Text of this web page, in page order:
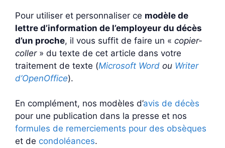
Pour utiliser et personnaliser ce modèle de
lettre d’information de l’employeur du décès
d’un proche, il vous suffit de faire un « copier-
coller» du texte de cet article dans votre
traitement de texte (Microsoft Word ou Writer
d’OpenOffice).
En complément, nos modèles d’avis de décès
pour une publication dans la presse et nos
formules de remerciements pour des obsèques
et de condoléances.